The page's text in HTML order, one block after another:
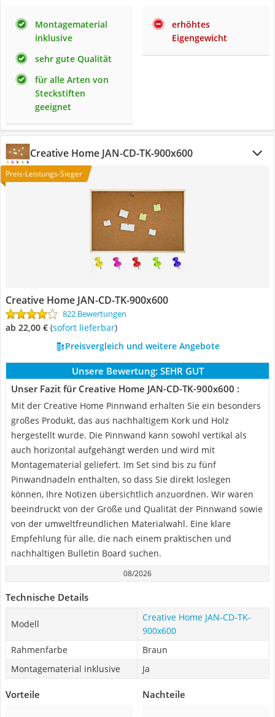
Montagematerial
inklusive
sehr gute Qualität
für alle Arten von
Steckstiften
geeignet
erhöhtes
Eigengewicht
Creative Home JAN-CD-TK-900x600
Preis-Leistungs-Sieger
Creative Home JAN-CD-TK-900x600
822 Bewertungen
ab 22,00 € ( Sofort lieferbar)
Preisvergleich und weitere Angebote
Unsere Bewertung: SEHR GUT
Unser Fazit für Creative Home JAN-CD-TK-900x600 :
Mit der Creative Home Pinnwand erhalten Sie ein besonders
großes Produkt, das aus nachhaltigem Kork und Holz
hergestellt wurde. Die Pinnwand kann sowohl vertikal als
auch horizontal aufgehängt werden und wird mit
Montagematerial geliefert. Im Set sind bis zu fünf
Pinwandnadeln enthalten, so dass Sie direkt loslegen
können, Ihre Notizen übersichtlich anzuordnen. Wir waren
beeindruckt von der Größe und Qualität der Pinnwand sowie
von der umweltfreundlichen Materialwahl. Eine klare
Empfehlung für alle, die nach einem praktischen und
nachhaltigen Bulletin Board suchen.
08/2026
Technische Details
Modell
Creative Home JAN-CD-TK-
900x600
Rahmenfarbe
Braun
Montagematerial inklusive
Ja
Vorteile Nachteile